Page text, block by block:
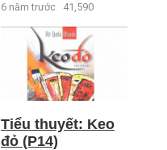
6 năm trước 41,590
Tiểu thuyết: Keo
đỏ (P14)